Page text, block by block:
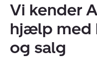
Vi kender
hjælp med
og salg